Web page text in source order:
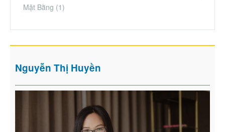
Mặt Bằng (1)
Nguyễn Thị Huyền